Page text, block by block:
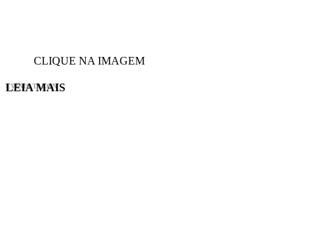
CLIQUE NA IMAGEM
EVINIS TALON
LEIA MAIS